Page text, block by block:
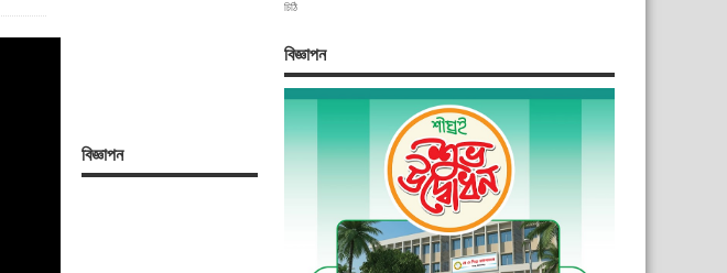
বিজ্ঞাপন
চিঠি
বিজ্ঞাপন